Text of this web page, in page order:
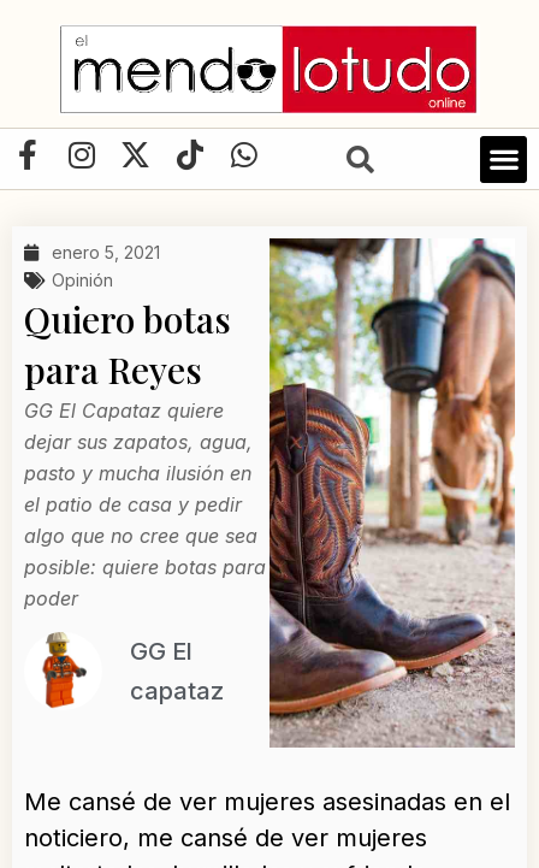
contenido
F
a
e
b
o
o
k
-
f
I
n
t
a
r
a
m
X
-
w
t
e
r
T
i
k
W
h
enero 5, 2021
Opinión
Quiero botas
para Reyes
GG El Capataz quiere
dejar sus zapatos, agua,
pasto y mucha ilusión en
el patio de casa y pedir
algo que no cree que sea
posible: quiere botas para
poder
GG El
capataz
Me cansé de ver mujeres asesinadas en el
noticiero, me cansé de ver mujeres